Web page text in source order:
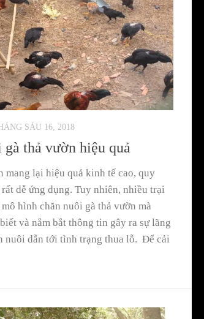
SÁU 16, 2018
thả vườn hiệu quả
mang lại hiệu quả kinh tế cao, quy
dễ ứng dụng. Tuy nhiên, nhiều trại
hình chăn nuôi gà thả vườn mà
và nắm bắt thông tin gây ra sự lãng
nuôi dẫn tới tình trạng thua lỗ. Để cải